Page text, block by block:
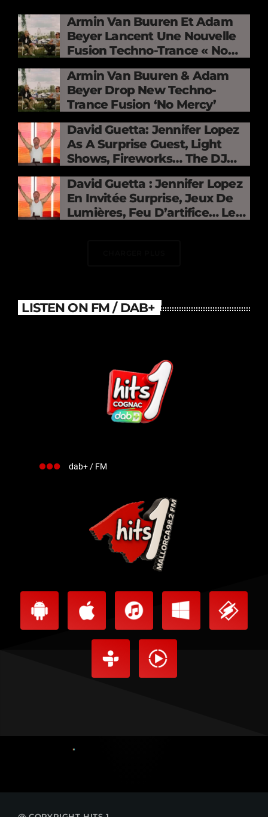
Armin Van Buuren Et Adam
Beyer Lancent Une Nouvelle
Fusion Techno-Trance « No
Armin Van Buuren & Adam
Beyer Drop New Techno-
Trance Fusion ‘No Mercy’
David Guetta: Jennifer Lopez
As A Surprise Guest, Light
Shows, Fireworks… The DJ
France
David Guetta : Jennifer Lopez
En Invitée Surprise, Jeux De
Lumières, Feu D’artifice… Le
LISTEN ON FM / DAB+
dab+ / FM